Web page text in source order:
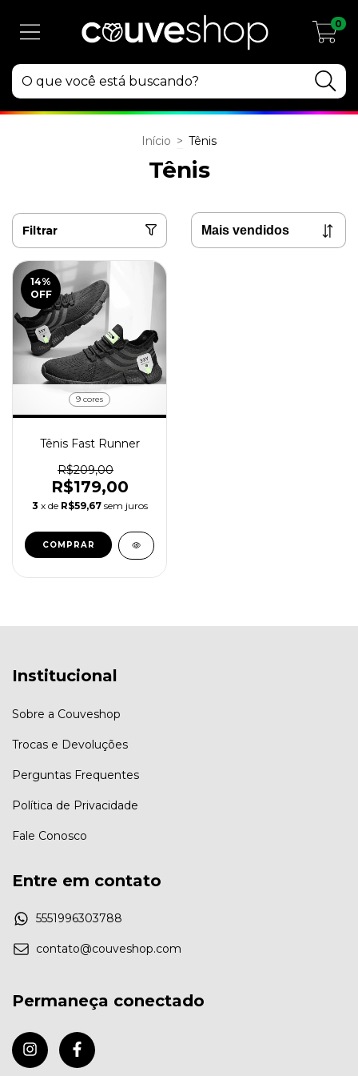
0
Início > Tênis
Tênis
Filtrar
14%
OFF
9 cores
Tênis Fast Runner
R$209,00
R$179,00
3 x de R$59,67 sem juros
COMPRAR
Institucional
Sobre a Couveshop
Trocas e Devoluções
Perguntas Frequentes
Política de Privacidade
Fale Conosco
Entre em contato
5551996303788
contato@couveshop.com
Permaneça conectado